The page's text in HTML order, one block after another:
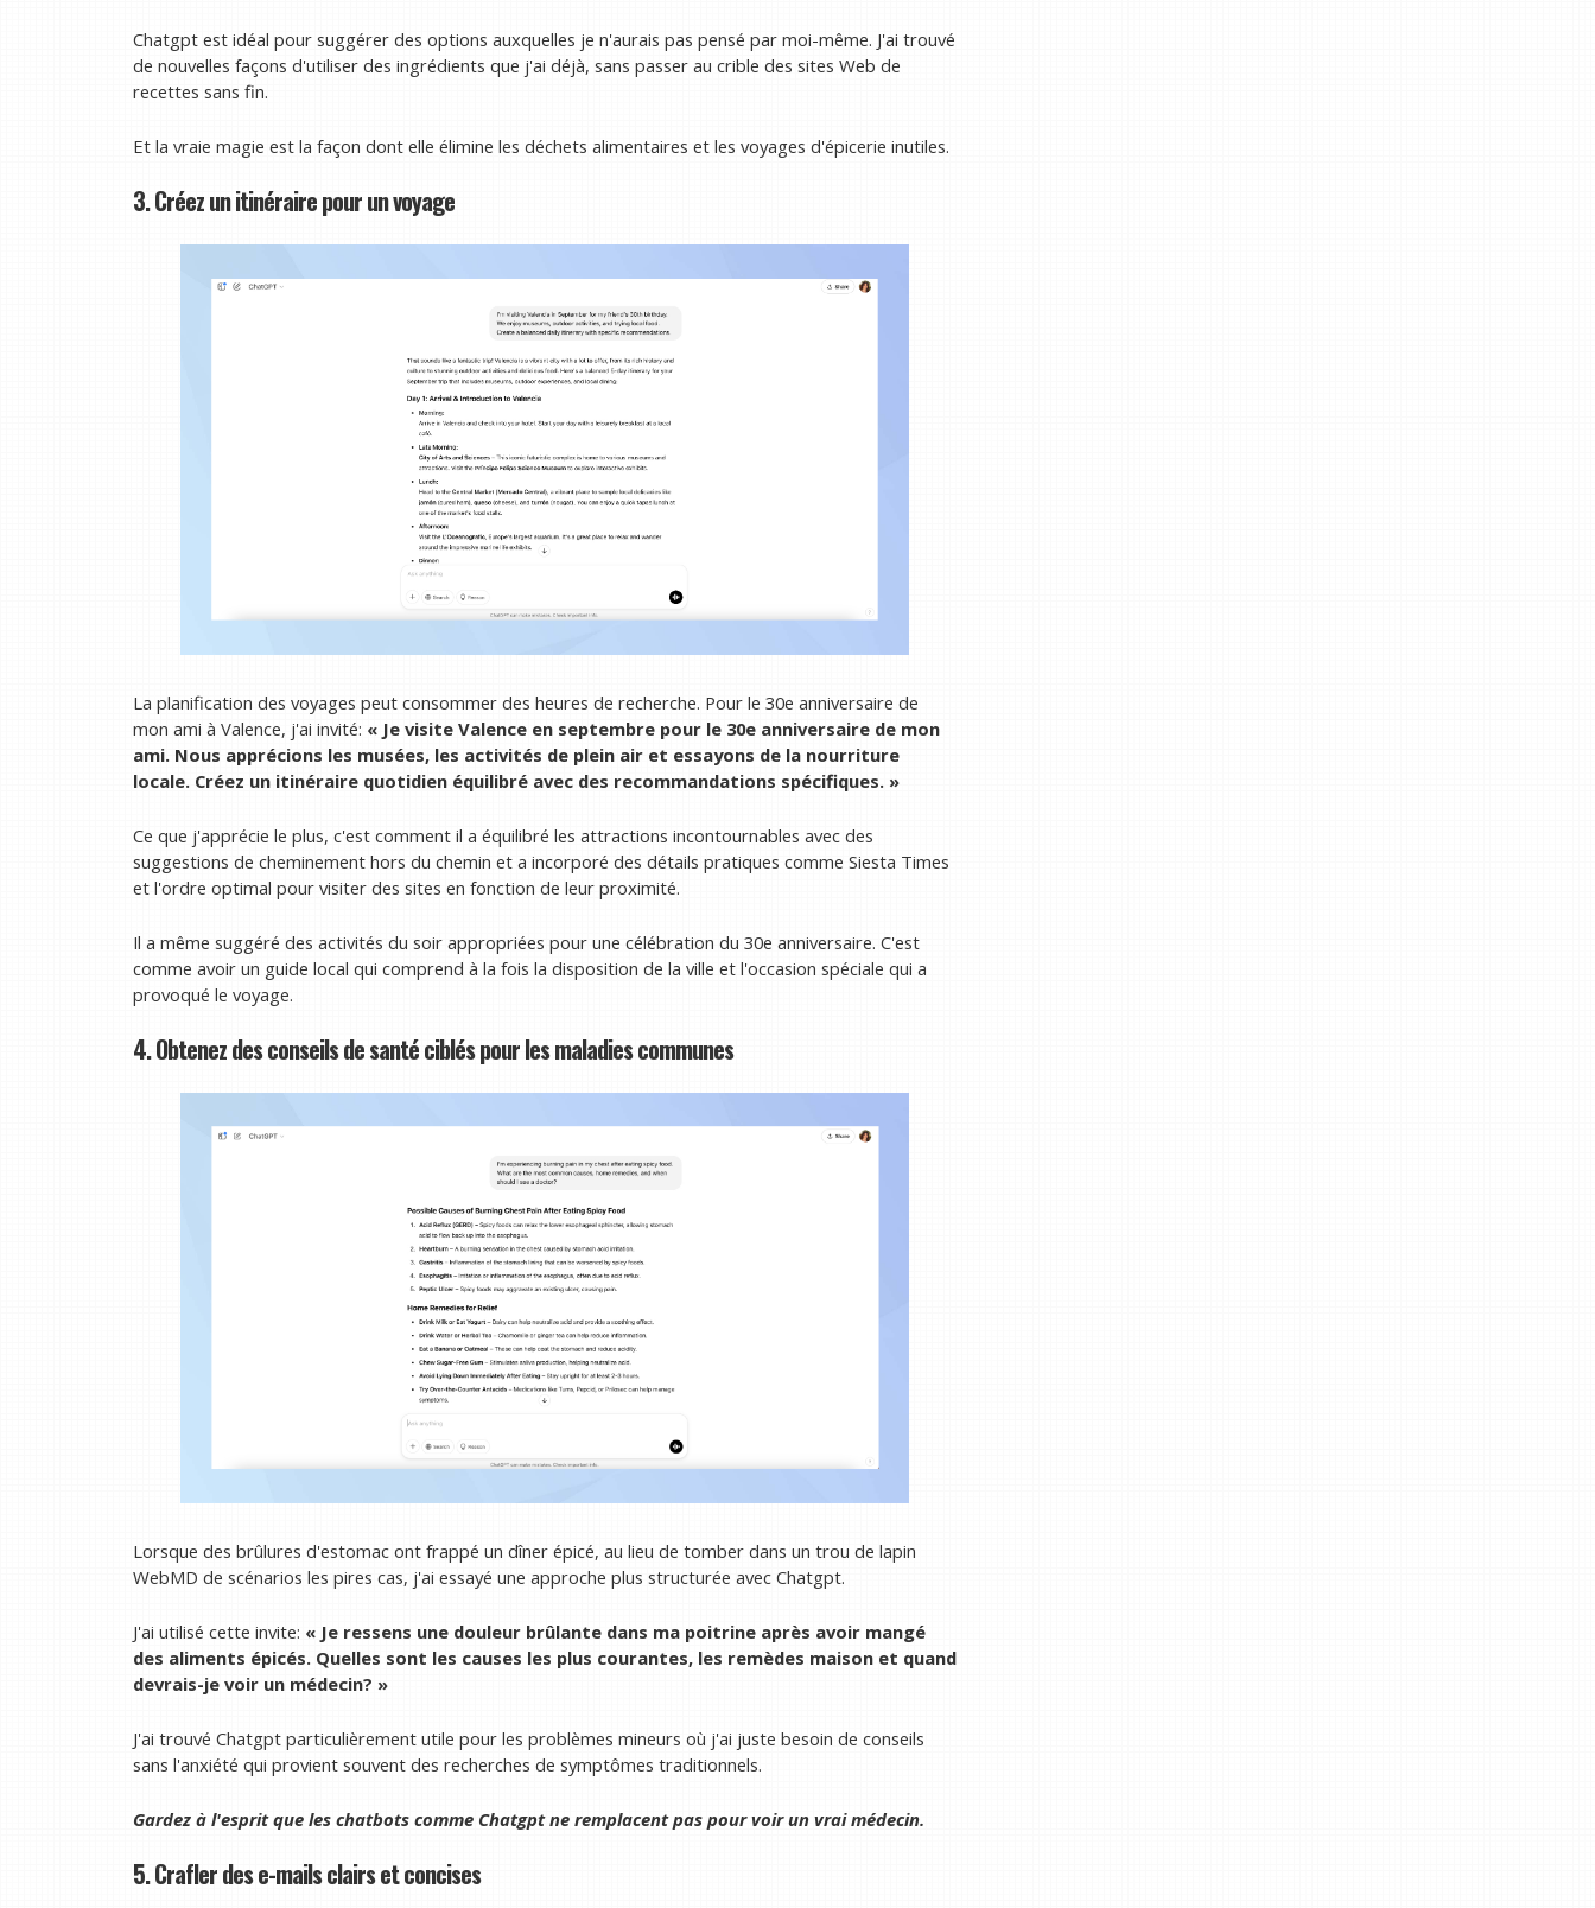
Chatgpt est idéal pour suggérer des options auxquelles je n'aurais pas pensé par moi-même. J'ai trouvé
de nouvelles façons d'utiliser des ingrédients que j'ai déjà, sans passer au crible des sites Web de
recettes sans fin.
Et la vraie magie est la façon dont elle élimine les déchets alimentaires et les voyages d'épicerie inutiles.
3. Créez un itinéraire pour un voyage
La planification des voyages peut consommer des heures de recherche. Pour le 30e anniversaire de
mon ami à Valence, j'ai invité: « Je visite Valence en septembre pour le 30e anniversaire de mon
ami. Nous apprécions les musées, les activités de plein air et essayons de la nourriture
locale. Créez un itinéraire quotidien équilibré avec des recommandations spécifiques. »
Ce que j'apprécie le plus, c'est comment il a équilibré les attractions incontournables avec des
suggestions de cheminement hors du chemin et a incorporé des détails pratiques comme Siesta Times
et l'ordre optimal pour visiter des sites en fonction de leur proximité.
Il a même suggéré des activités du soir appropriées pour une célébration du 30e anniversaire. C'est
comme avoir un guide local qui comprend à la fois la disposition de la ville et l'occasion spéciale qui a
provoqué le voyage.
4. Obtenez des conseils de santé ciblés pour les maladies communes
Lorsque des brûlures d'estomac ont frappé un dîner épicé, au lieu de tomber dans un trou de lapin
WebMD de scénarios les pires cas, j'ai essayé une approche plus structurée avec Chatgpt.
J'ai utilisé cette invite: « Je ressens une douleur brûlante dans ma poitrine après avoir mangé
des aliments épicés. Quelles sont les causes les plus courantes, les remèdes maison et quand
devrais-je voir un médecin? »
J'ai trouvé Chatgpt particulièrement utile pour les problèmes mineurs où j'ai juste besoin de conseils
sans l'anxiété qui provient souvent des recherches de symptômes traditionnels.
Gardez à l'esprit que les chatbots comme Chatgpt ne remplacent pas pour voir un vrai médecin.
5. Crafler des e-mails clairs et concises